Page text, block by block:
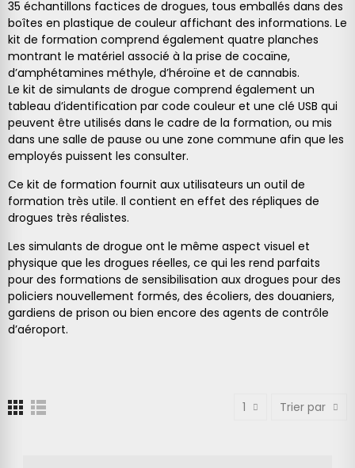
35 échantillons factices de drogues, tous emballés dans des
boîtes en plastique de couleur affichant des informations. Le
kit de formation comprend également quatre planches
montrant le matériel associé à la prise de cocaïne,
d’amphétamines méthyle, d’héroïne et de cannabis.
Le kit de simulants de drogue comprend également un
tableau d’identification par code couleur et une clé USB qui
peuvent être utilisés dans le cadre de la formation, ou mis
dans une salle de pause ou une zone commune afin que les
employés puissent les consulter.
Ce kit de formation fournit aux utilisateurs un outil de
formation très utile. Il contient en effet des répliques de
drogues très réalistes.
Les simulants de drogue ont le même aspect visuel et
physique que les drogues réelles, ce qui les rend parfaits
pour des formations de sensibilisation aux drogues pour des
policiers nouvellement formés, des écoliers, des douaniers,
gardiens de prison ou bien encore des agents de contrôle
d’aéroport.
1 Trier par